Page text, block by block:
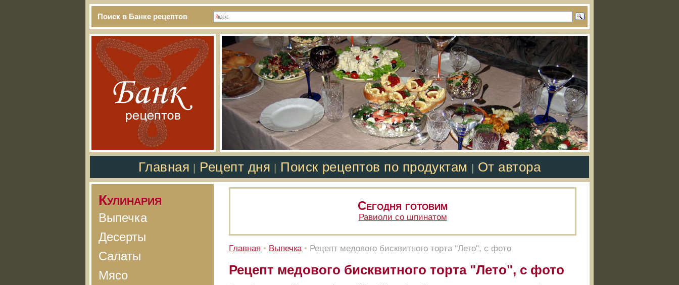
Поиск в Банке рецептов
Главная Рецепт дня Поиск рецептов по продуктам От автора
Кулинария
Выпечка
Десерты
Салаты
Мясо
Сегодня готовим
Равиоли со шпинатом
Главная • Выпечка • Рецепт медового бисквитного торта "Лето", с фото
Рецепт медового бисквитного торта "Лето", с фото